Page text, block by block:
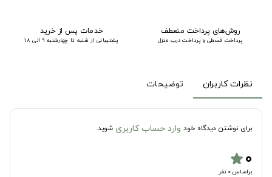
روش‌های پرداخت منعطف
پرداخت قسطی و پرداخت درب منزل
خدمات پس از خرید
پشتیبانی از شنبه تا چهارشنبه 9 الی 18
نظرات کاربران توضیحات
برای نوشتن دیدگاه خود وارد حساب کاربری شوید.
۰star
براساس 0 نفر